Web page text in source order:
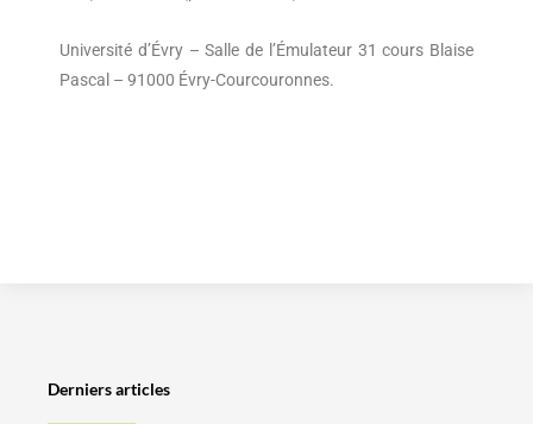
Université d’Évry – Salle de l’Émulateur 31 cours Blaise
Pascal – 91000 Évry-Courcouronnes.
Derniers articles